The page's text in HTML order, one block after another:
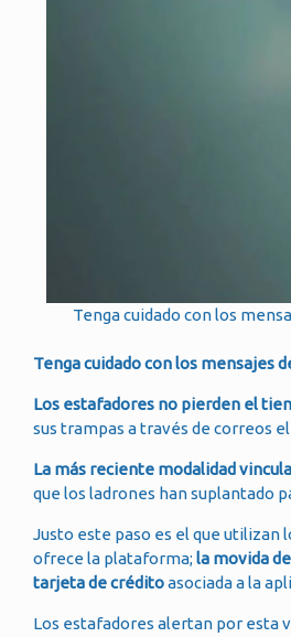
Tenga cuidado con los
Tenga cuidado con los mensajes
Los estafadores no pierden el
sus trampas a través de correos
La más reciente modalidad
que los ladrones han suplantado
Justo este paso es el que utilizan
ofrece la plataforma;la movida
tarjeta de créditoasociada a la
Los estafadores alertan por esta